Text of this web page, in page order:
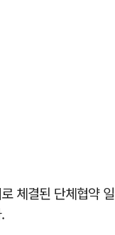
체결된 단체협약